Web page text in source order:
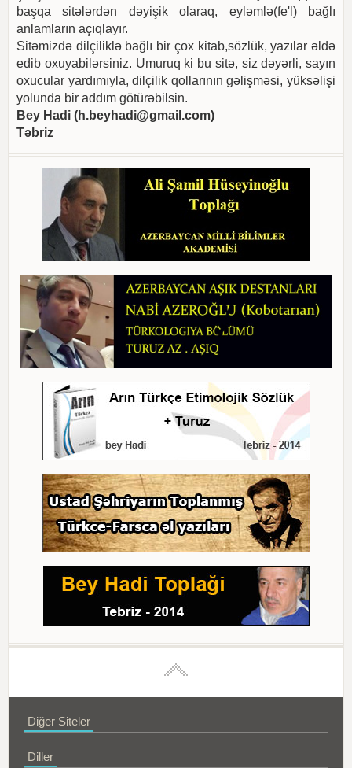
başqa sitələrdən dəyişik olaraq, eyləmlə(fe'l) bağlı
anlamların açıqlayır.
Sitəmizdə dilçiliklə bağlı bir çox kitab,sözlük, yazılar əldə
edib oxuyabilərsiniz. Umuruq ki bu sitə, siz dəyərli, sayın
oxucular yardımıyla, dilçilik qollarının gəlişməsi, yüksəlişi
yolunda bir addım götürəbilsin.
Bey Hadi (h.beyhadi@gmail.com)
Təbriz
Diğer Siteler
Diller